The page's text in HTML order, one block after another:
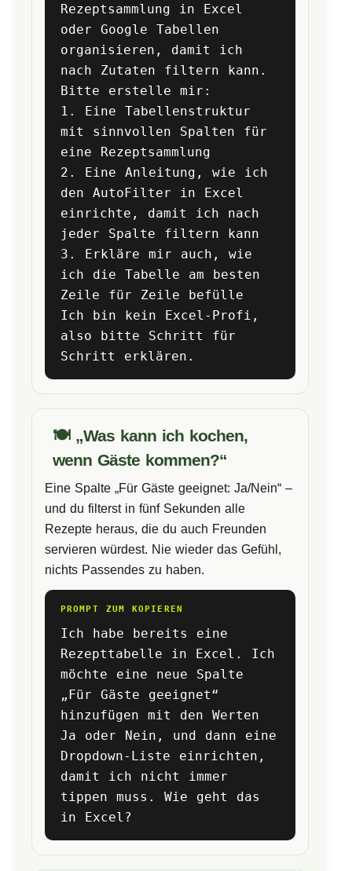
Rezeptsammlung in Excel
oder Google Tabellen
organisieren, damit ich
nach Zutaten filtern kann.
Bitte erstelle mir:
1. Eine Tabellenstruktur
mit sinnvollen Spalten für
eine Rezeptsammlung
2. Eine Anleitung, wie ich
den AutoFilter in Excel
einrichte, damit ich nach
jeder Spalte filtern kann
3. Erkläre mir auch, wie
ich die Tabelle am besten
Zeile für Zeile befülle
Ich bin kein Excel-Profi,
also bitte Schritt für
Schritt erklären.
🍽️ „Was kann ich kochen,
wenn Gäste kommen?“
Eine Spalte „Für Gäste geeignet: Ja/Nein“ –
und du filterst in fünf Sekunden alle
Rezepte heraus, die du auch Freunden
servieren würdest. Nie wieder das Gefühl,
nichts Passendes zu haben.
PROMPT ZUM KOPIEREN
Ich habe bereits eine
Rezepttabelle in Excel. Ich
möchte eine neue Spalte
„Für Gäste geeignet“
hinzufügen mit den Werten
Ja oder Nein, und dann eine
Dropdown-Liste einrichten,
damit ich nicht immer
tippen muss. Wie geht das
in Excel?